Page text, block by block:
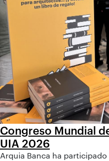
Congreso Mundial
UIA 2026
Arquia Banca ha